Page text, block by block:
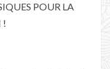
POUR LA
!